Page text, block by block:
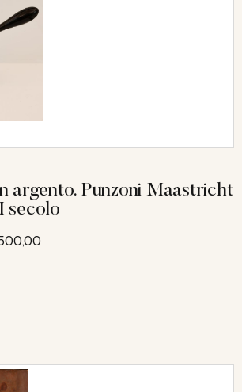
argento. Punzoni Maastricht
secolo